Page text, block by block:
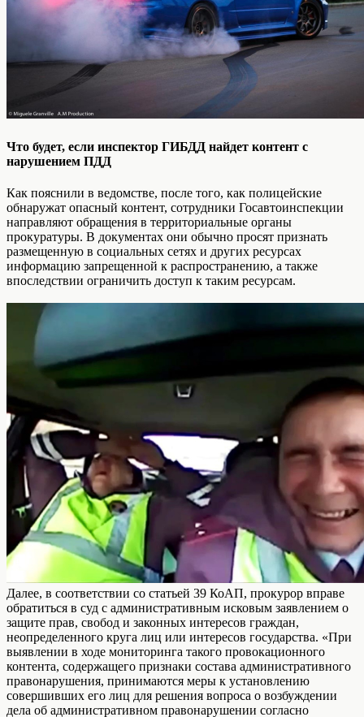
Что будет, если инспектор ГИБДД найдет контент с
нарушением ПДД
Как пояснили в ведомстве, после того, как полицейские
обнаружат опасный контент, сотрудники Госавтоинспекции
направляют обращения в территориальные органы
прокуратуры. В документах они обычно просят признать
размещенную в социальных сетях и других ресурсах
информацию запрещенной к распространению, а также
впоследствии ограничить доступ к таким ресурсам.
Далее, в соответствии со статьей 39 КоАП, прокурор вправе
обратиться в суд с административным исковым заявлением о
защите прав, свобод и законных интересов граждан,
неопределенного круга лиц или интересов государства. «При
выявлении в ходе мониторинга такого провокационного
контента, содержащего признаки состава административного
правонарушения, принимаются меры к установлению
совершивших его лиц для решения вопроса о возбуждении
дела об административном правонарушении согласно